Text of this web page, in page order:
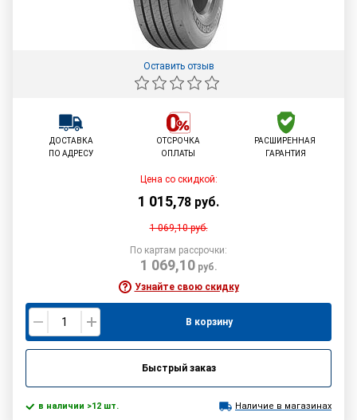
Оставить отзыв
ДОСТАВКА
ПО АДРЕСУ
ОТСРОЧКА
ОПЛАТЫ
РАСШИРЕННАЯ
ГАРАНТИЯ
Цена со скидкой:
1 015,78 руб.
1 069,10руб.
По картам рассрочки:
1 069,10руб.
Узнайте свою скидку
В корзину
Быстрый заказ
в наличии >12 шт. Наличие в магазинах